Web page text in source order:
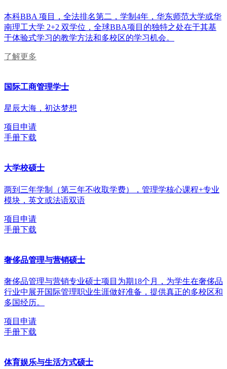
本科BBA 项目，全法排名第二，学制4年，华东师范大学或华
南理工大学 2+2 双学位，全球BBA项目的独特之处在于其基
于体验式学习的教学方法和多校区的学习机会。
了解更多
国际工商管理学士
星辰大海，初达梦想
项目申请
手册下载
大学校硕士
两到三年学制（第三年不收取学费），管理学核心课程+专业
模块，英文或法语双语
项目申请
手册下载
奢侈品管理与营销硕士
奢侈品管理与营销专业硕士项目为期18个月，为学生在奢侈品
行业中展开国际管理职业生涯做好准备，提供真正的多校区和
多国经历。
项目申请
手册下载
体育娱乐与生活方式硕士